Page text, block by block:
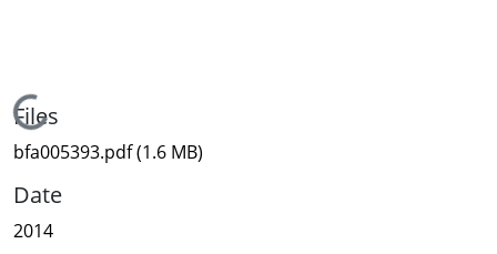
Loading...
Files
bfa005393.pdf(1.6 MB)
Date
2014